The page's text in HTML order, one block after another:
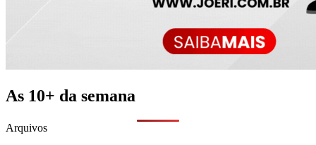
As 10+ da semana
Arquivos